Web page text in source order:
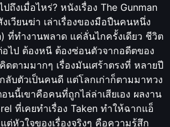
ถึงเมื่อไหร่? หนังเรื่อง The Gunman
วียนฆ่า เล่าเรื่องของมือปืนคนหนึ่ง
ที่ทำงานพลาด แค่ลั่นไกครั้งเดียว ชีวิต
อไป ต้องหนี ต้องซ่อนตัวจากอดีตของ
ดตามมากๆ เรื่องมันเศร้าตรงที่ หลายปี
ลับตัวเป็นคนดี แต่โลกเก่าก็ตามมาทวง
นนี้เขาคือคนที่ถูกไล่ล่าเสียเอง ผลงาน
ที่เคยทำเรื่อง Taken ทำให้ฉากแอ็
หัวใจของเรื่องจริงๆ คือความรู้สึก